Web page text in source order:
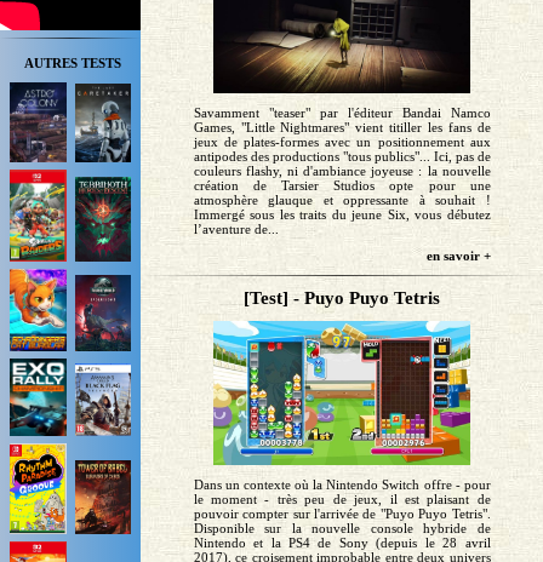
AUTRES TESTS
Savamment "teaser" par l'éditeur Bandai Namco
Games, "Little Nightmares" vient titiller les fans de
jeux de plates-formes avec un positionnement aux
antipodes des productions "tous publics"... Ici, pas de
couleurs flashy, ni d'ambiance joyeuse : la nouvelle
création de Tarsier Studios opte pour une
atmosphère glauque et oppressante à souhait !
Immergé sous les traits du jeune Six, vous débutez
l’aventure de...
en savoir +
[Test] - Puyo Puyo Tetris
Dans un contexte où la Nintendo Switch offre - pour
le moment - très peu de jeux, il est plaisant de
pouvoir compter sur l'arrivée de "Puyo Puyo Tetris".
Disponible sur la nouvelle console hybride de
Nintendo et la PS4 de Sony (depuis le 28 avril
2017), ce croisement improbable entre deux univers